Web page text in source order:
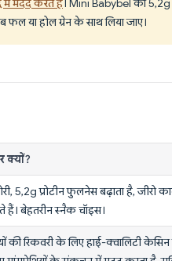
में मदद करते हैं। Mini Babybel का
या होल ग्रेन के साथ लिया जाए।
क्यों?
5,2g प्रोटीन फुलनेस बढ़ाता है, जीरो
हैं। बेहतरीन स्नैक चॉइस।
की रिकवरी के लिए हाई-क्वालिटी केसिन